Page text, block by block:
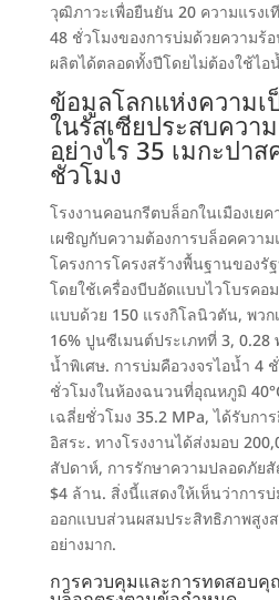
วุฒิภาวะเพื่อยืนยัน 20 ความแรงเ
48 ชั่วโมงของการบ่มด้วยความร้อ
ผลิตได้ตลอดทั้งปีโดยไม่ต้องใช้ไอ
ข้อมูลโลกแห่งความเ
ในรัสเซียประสบควา
อย่างไร 35 เมกะปาส
ชั่วโมง
โรงงานคอนกรีตบล็อกในเมืองเยค
เผชิญกับความต้องการบล็อคควา
โครงการโครงสร้างพื้นฐานของรั
โดยใช้เครื่องบีบอัดแบบไวโบรคอ
แบบด้วย 150 แรงกิโลนิวตัน, พวก
16%ปูนซีเมนต์ประเภทที่ 3, 0.28
น้ำพิเศษ. การบ่มคือวงจรไอน้ำ 4
ชั่วโมงในห้องฉนวนที่อุณหภูมิ
เฉลี่ยชั่วโมง 35.2 MPa,ได้รับกา
อิสระ. ทางโรงงานได้ส่งมอบ
สัปดาห์, การรักษาความปลอดภั
$4 ล้าน. สิ่งนี้แสดงให้เห็นว่าการ
ออกแบบส่วนผสมประสิทธิภาพสูง
อย่างมาก.
การควบคุมและการทดสอบ